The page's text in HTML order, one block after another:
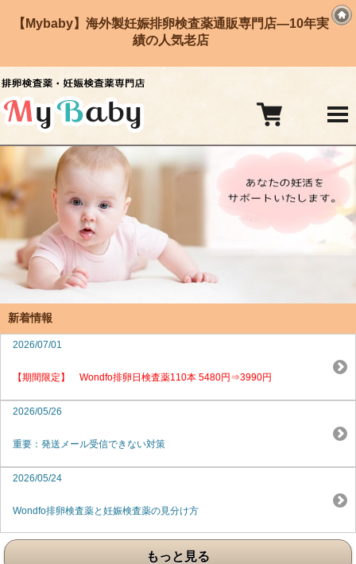
【Mybaby】海外製妊娠排卵検査薬通販専門店―10年実
績の人気老店
新着情報
2026/07/01
【期間限定】 Wondfo排卵日検査薬110本 5480円⇒3990円
2026/05/26
重要：発送メール受信できない対策
2026/05/24
Wondfo排卵検査薬と妊娠検査薬の見分け方
もっと見る